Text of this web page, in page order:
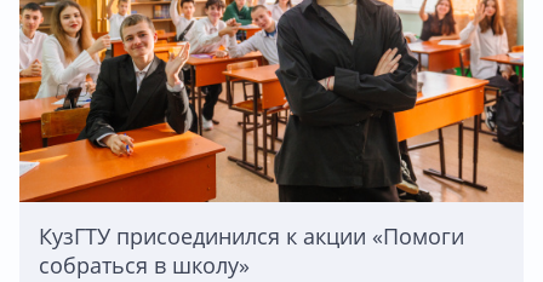
КузГТУ присоединился к акции «Помоги
собраться в школу»